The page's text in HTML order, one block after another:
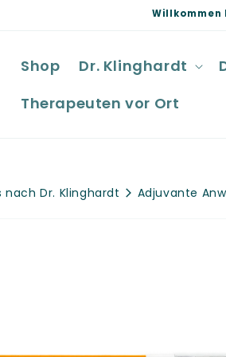
Willkommen
Shop Dr. Klinghardt
Therapeuten vor Ort
nach Dr. Klinghardt Adjuvante